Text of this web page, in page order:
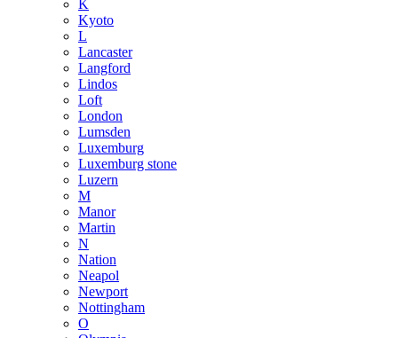
K
Kyoto
L
Lancaster
Langford
Lindos
Loft
London
Lumsden
Luxemburg
Luxemburg stone
Luzern
M
Manor
Martin
N
Nation
Neapol
Newport
Nottingham
O